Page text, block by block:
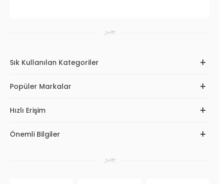
Sık Kullanılan Kategoriler
Popüler Markalar
Hızlı Erişim
Önemli Bilgiler